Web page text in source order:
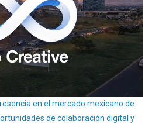
en el mercado mexicano de
de colaboración digital y